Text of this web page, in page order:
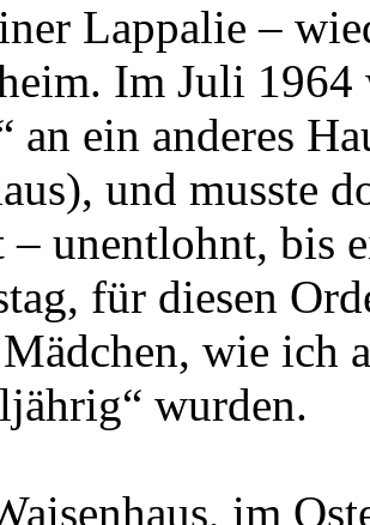
Lappalie –
Im Juli 1964
an ein anderes
und musste
unentlohnt, bis
für diesen
wie ich
wurden.
im